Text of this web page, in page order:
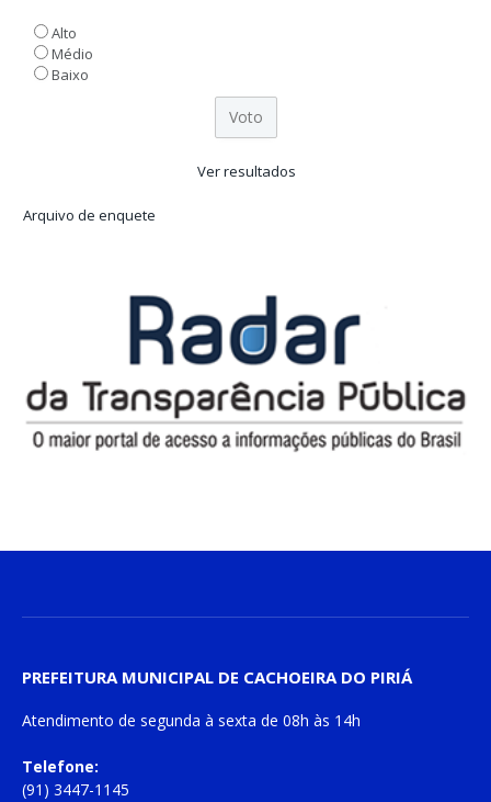
Alto
Médio
Baixo
Ver resultados
Arquivo de enquete
PREFEITURA MUNICIPAL DE CACHOEIRA DO PIRIÁ
Atendimento de segunda à sexta de 08h às 14h
Telefone:
(91) 3447-1145